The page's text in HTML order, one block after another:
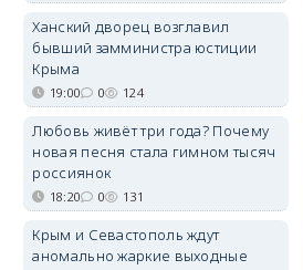
Ханский дворец возглавил
бывший замминистра юстиции
Крыма
19:00 0 124
Любовь живёт три года? Почему
новая песня стала гимном тысяч
россиянок
18:20 0 131
Крым и Севастополь ждут
аномально жаркие выходные